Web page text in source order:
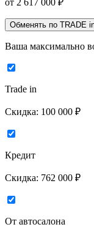
от 2 617 000 ₽
Обменять по TRADE
Ваша максимально
Trade in
Скидка: 100 000 ₽
Кредит
Скидка: 762 000 ₽
От автосалона